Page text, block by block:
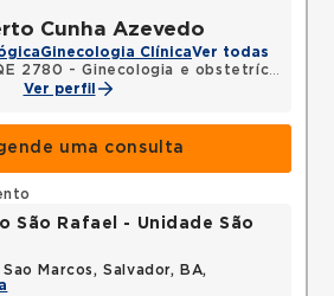
Cunha Azevedo
Ginecologia ClínicaVer todas
2780 - Ginecologia e obstetrícia
Ver perfil
uma consulta
São Rafael - Unidade São
Marcos, Salvador, BA,